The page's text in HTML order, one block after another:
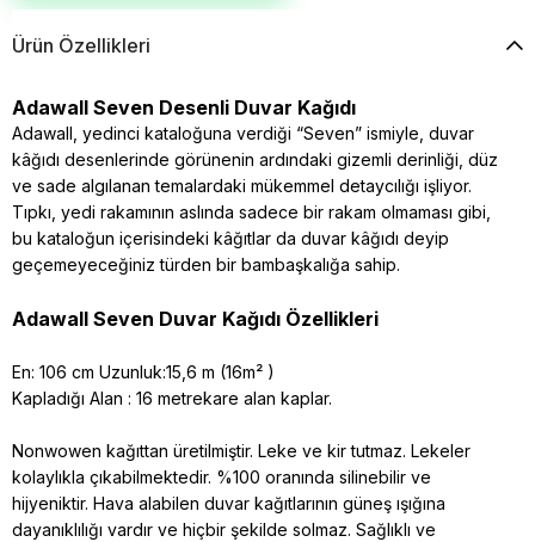
Ürün Özellikleri
Adawall Seven Desenli Duvar Kağıdı
Adawall, yedinci kataloğuna verdiği “Seven” ismiyle, duvar
kâğıdı desenlerinde görünenin ardındaki gizemli derinliği, düz
ve sade algılanan temalardaki mükemmel detaycılığı işliyor.
Tıpkı, yedi rakamının aslında sadece bir rakam olmaması gibi,
bu kataloğun içerisindeki kâğıtlar da duvar kâğıdı deyip
geçemeyeceğiniz türden bir bambaşkalığa sahip.
Adawall Seven Duvar Kağıdı Özellikleri
En: 106 cm Uzunluk:15,6 m (16m² )
Kapladığı Alan : 16 metrekare alan kaplar.
Nonwowen kağıttan üretilmiştir. Leke ve kir tutmaz. Lekeler
kolaylıkla çıkabilmektedir. %100 oranında silinebilir ve
hijyeniktir. Hava alabilen duvar kağıtlarının güneş ışığına
dayanıklılığı vardır ve hiçbir şekilde solmaz. Sağlıklı ve